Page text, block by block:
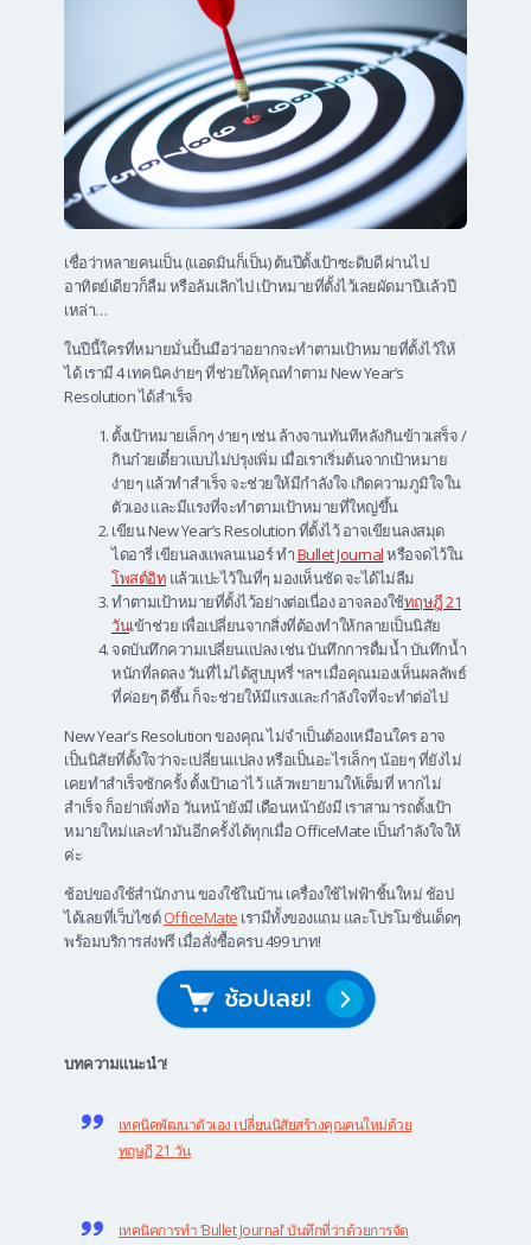
เชื่อว่าหลายคนเป็น (แอดมินก็เป็น) ต้นปีตั้งเป้าซะดิบดี ผ่านไป
อาทิตย์เดียวก็ลืม หรือล้มเลิกไป เป้าหมายที่ตั้งไว้เลยผัดมาปีแล้วปี
เหล่า…
ในปีนี้ใครที่หมายมั่นปั้นมือว่าอยากจะทำตามเป้าหมายที่ตั้งไว้ให้
ได้ เรามี 4 เทคนิคง่ายๆ ที่ช่วยให้คุณทำตาม New Year’s
Resolution ได้สำเร็จ
ตั้งเป้าหมายเล็กๆ ง่ายๆ เช่น ล้างจานทันทีหลังกินข้าวเสร็จ /
กินก๋วยเตี๋ยวแบบไม่ปรุงเพิ่ม เมื่อเราเริ่มต้นจากเป้าหมาย
ง่ายๆ แล้วทำสำเร็จ จะช่วยให้มีกำลังใจ เกิดความภูมิใจใน
ตัวเอง และมีแรงที่จะทำตามเป้าหมายที่ใหญ่ขึ้น
เขียน New Year’s Resolution ที่ตั้งไว้ อาจเขียนลงสมุด
ไดอารี่ เขียนลงแพลนเนอร์ ทำBullet Journalหรือจดไว้ใน
โพสต์อิท แล้วแปะไว้ในที่ๆ มองเห็นชัด จะได้ไม่ลืม
ทำตามเป้าหมายที่ตั้งไว้อย่างต่อเนื่อง อาจลองใช้ทฤษฎี 21
วันเข้าช่วย เพื่อเปลี่ยนจากสิ่งที่ต้องทำให้กลายเป็นนิสัย
จดบันทึกความเปลี่ยนแปลง เช่น บันทึกการดื่มน้ำ บันทึกน้ำ
หนักที่ลดลง วันที่ไม่ได้สูบบุหรี่ ฯลฯ เมื่อคุณมองเห็นผลลัพธ์
ที่ค่อยๆ ดีชึ้น ก็จะช่วยให้มีแรงและกำลังใจที่จะทำต่อไป
New Year’s Resolution ของคุณ ไม่จำเป็นต้องเหมือนใคร อาจ
เป็นนิสัยที่ตั้งใจว่าจะเปลี่ยนแปลง หรือเป็นอะไรเล็กๆ น้อยๆ ที่ยังไม่
เคยทำสำเร็จซักครั้ง ตั้งเป้าเอาไว้ แล้วพยายามให้เต็มที่ หากไม่
สำเร็จ ก็อย่าเพิ่งท้อ วันหน้ายังมี เดือนหน้ายังมี เราสามารถตั้งเป้า
หมายใหม่และทำมันอีกครั้งได้ทุกเมื่อ OfficeMate เป็นกำลังใจให้
ค่ะ
ช้อปของใช้สำนักงาน ของใช้ในบ้าน เครื่องใช้ไฟฟ้าชิ้นใหม่ ช้อป
ได้เลยที่เว็บไซต์OfficeMate เรามีทั้งของแถม และโปรโมชั่นเด็ดๆ
พร้อมบริการส่งฟรี เมื่อสั่งซื้อครบ 499 บาท!
บทความแนะนำ!
เทคนิคพัฒนาตัวเอง เปลี่ยนนิสัยสร้างคุณคนใหม่ด้วย
ทฤษฏี 21 วัน
เทคนิคการทำ ‘Bullet Journal’ บันทึกที่ว่าด้วยการจัด